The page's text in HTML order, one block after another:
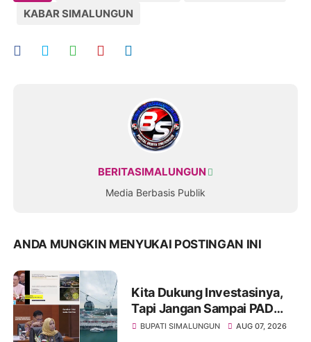
KABAR SIMALUNGUN
BERITASIMALUNGUN
Media Berbasis Publik
ANDA MUNGKIN MENYUKAI POSTINGAN INI
Kita Dukung Investasinya,
Tapi Jangan Sampai PAD
Simalungun yang Jadi
BUPATI SIMALUNGUN AUG 07, 2026